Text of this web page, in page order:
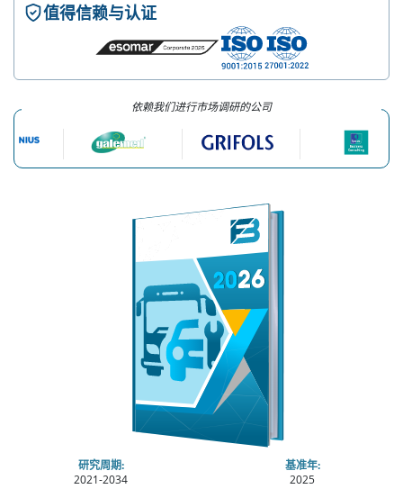
值得信赖与认证
依赖我们进行市场调研的公司
研究周期:
2021-2034
基准年:
2025